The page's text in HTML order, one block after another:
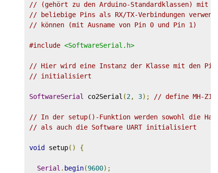
// (gehört zu den Arduino-Standardklassen) mit
// beliebige Pins als RX/TX-Verbindungen
// können (mit Ausname von Pin 0 und Pin 1)
#include <SoftwareSerial.h>
// Hier wird eine Instanz der Klasse mit den
// initialisiert
SoftwareSerial co2Serial (2, 3); // define MH-Z19
// In der setup()-Funktion werden sowohl die
// als auch die Software UART initialisiert
void setup() {
Serial . begin(9600);